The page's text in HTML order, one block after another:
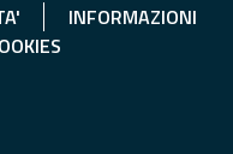
INFORMAZIONI